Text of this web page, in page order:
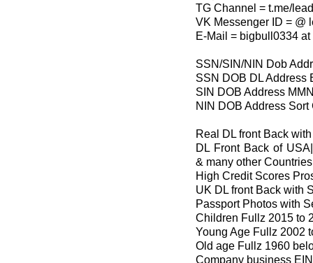
TG Channel = t.me/
VK Messenger ID = @
E-Mail = bigbull0334
SSN/SIN/NIN Dob
SSN DOB DL Address
SIN DOB Address
NIN DOB Address
Real DL front Back
DL Front Back of
& many other Countries
High Credit Scores
UK DL front Back with
Passport Photos with
Children Fullz 2015 to
Young Age Fullz 2002
Old age Fullz 1960
Company business